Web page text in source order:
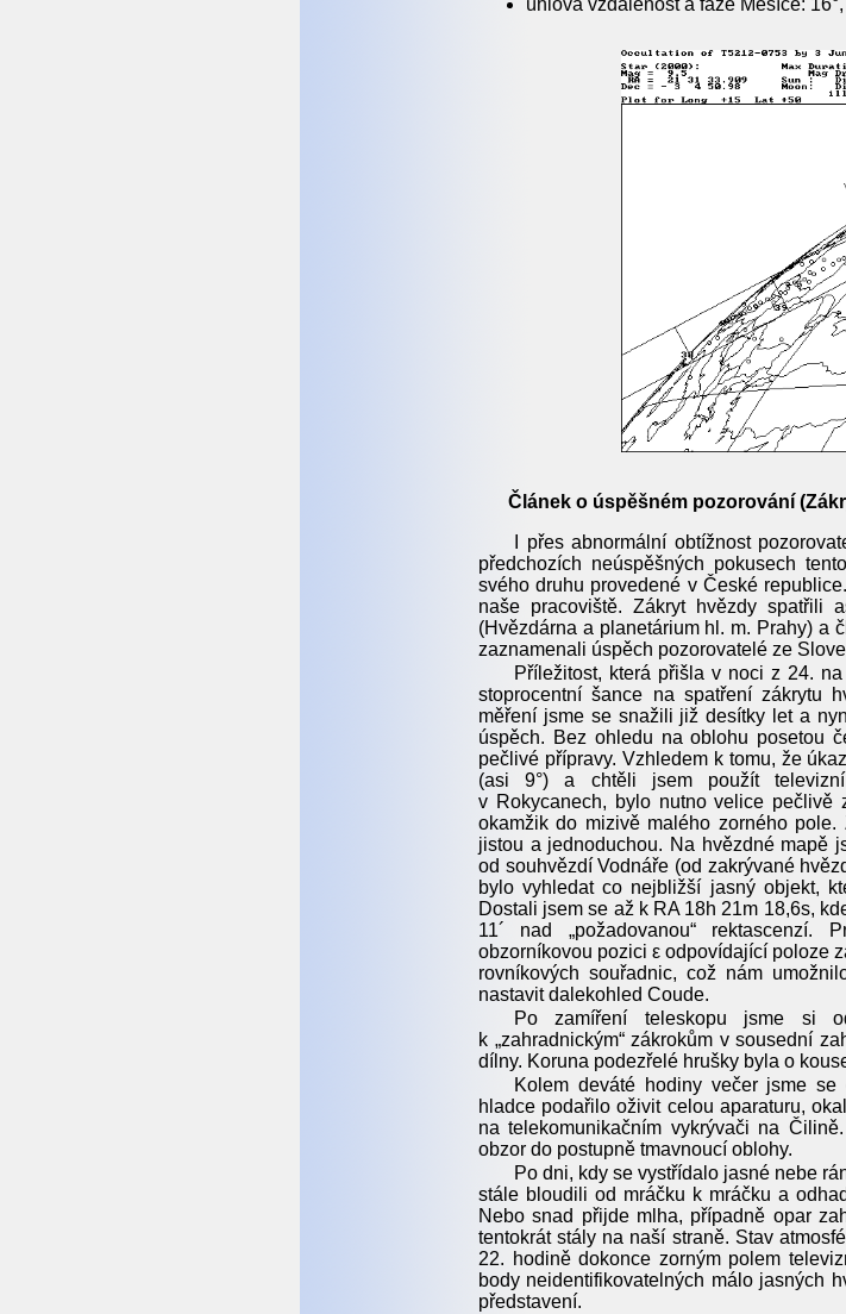
úhlová vzdálenost a fáze Měsíce:
Článek o úspěšném pozorování
I přes abnormální obtížnost
předchozích neúspěšných pokusech
svého druhu provedené v České
naše pracoviště. Zákryt hvězdy spatřili
(Hvězdárna a planetárium hl. m. Prahy) a
zaznamenali úspěch pozorovatelé ze
Příležitost, která přišla v noci z 24.
stoprocentní šance na spatření zákrytu
měření jsme se snažili již desítky let a
úspěch. Bez ohledu na oblohu posetou
pečlivé přípravy. Vzhledem k tomu, že
(asi 9°) a chtěli jsem použít televizní
v Rokycanech, bylo nutno velice pečlivě
okamžik do mizivě malého zorného
jistou a jednoduchou. Na hvězdné mapě
od souhvězdí Vodnáře (od zakrývané
bylo vyhledat co nejbližší jasný objekt,
Dostali jsem se až k RA 18h 21m 18,6s,
11´ nad „požadovanou“ rektascenzí.
obzorníkovou pozici ε odpovídající poloze
rovníkových souřadnic, což nám
nastavit dalekohled Coude.
Po zamíření teleskopu jsme si
k „zahradnickým“ zákrokům v sousední
dílny. Koruna podezřelé hrušky byla o
Kolem deváté hodiny večer jsme
hladce podařilo oživit celou aparaturu,
na telekomunikačním vykrývači na
obzor do postupně tmavnoucí oblohy.
Po dni, kdy se vystřídalo jasné nebe
stále bloudili od mráčku k mráčku a
Nebo snad přijde mlha, případně opar
tentokrát stály na naší straně. Stav
22. hodině dokonce zorným polem
body neidentifikovatelných málo jasných
představení.